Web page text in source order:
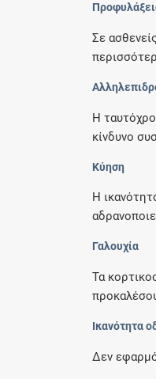
Σε
Η
κίνδυνο
Κύηση
Η
Γαλουχία
Τα
Ικανότητα
Δεν